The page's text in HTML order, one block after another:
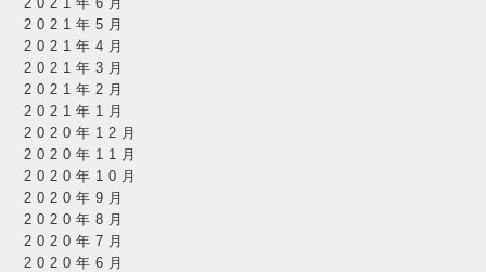
2021年6月
2021年5月
2021年4月
2021年3月
2021年2月
2021年1月
2020年12月
2020年11月
2020年10月
2020年9月
2020年8月
2020年7月
2020年6月